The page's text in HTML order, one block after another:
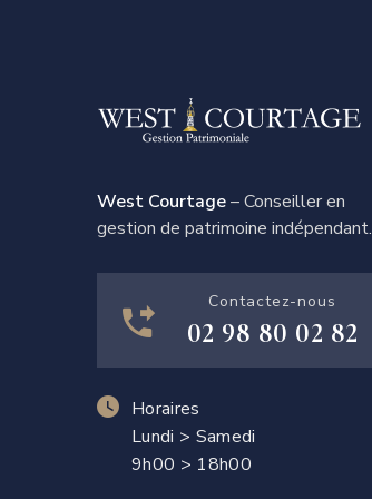
West Courtage– Conseiller en
gestion de patrimoine indépendant.
Contactez-nous
02 98 80 02 82
Horaires
Lundi > Samedi
9h00 > 18h00